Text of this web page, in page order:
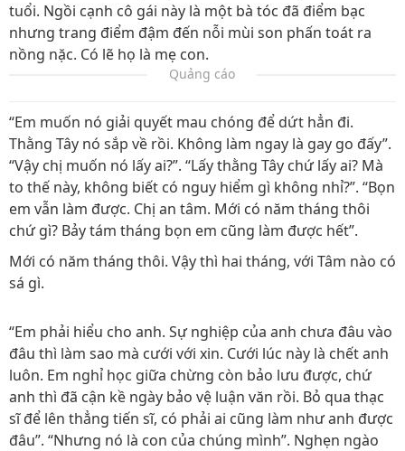
tuổi. Ngồi cạnh cô gái này là một bà tóc đã điểm bạc
nhưng trang điểm đậm đến nỗi mùi son phấn toát ra
nồng nặc. Có lẽ họ là mẹ con.
Quảng cáo
“Em muốn nó giải quyết mau chóng để dứt hẳn đi.
Thằng Tây nó sắp về rồi. Không làm ngay là gay go đấy”.
“Vậy chị muốn nó lấy ai?”. “Lấy thằng Tây chứ lấy ai? Mà
to thế này, không biết có nguy hiểm gì không nhỉ?”. “Bọn
em vẫn làm được. Chị an tâm. Mới có năm tháng thôi
chứ gì? Bảy tám tháng bọn em cũng làm được hết”.
Mới có năm tháng thôi. Vậy thì hai tháng, với Tâm nào có
sá gì.
“Em phải hiểu cho anh. Sự nghiệp của anh chưa đâu vào
đâu thì làm sao mà cưới với xin. Cưới lúc này là chết anh
luôn. Em nghỉ học giữa chừng còn bảo lưu được, chứ
anh thì đã cận kề ngày bảo vệ luận văn rồi. Bỏ qua thạc
sĩ để lên thẳng tiến sĩ, có phải ai cũng làm như anh được
đâu”. “Nhưng nó là con của chúng mình”. Nghẹn ngào